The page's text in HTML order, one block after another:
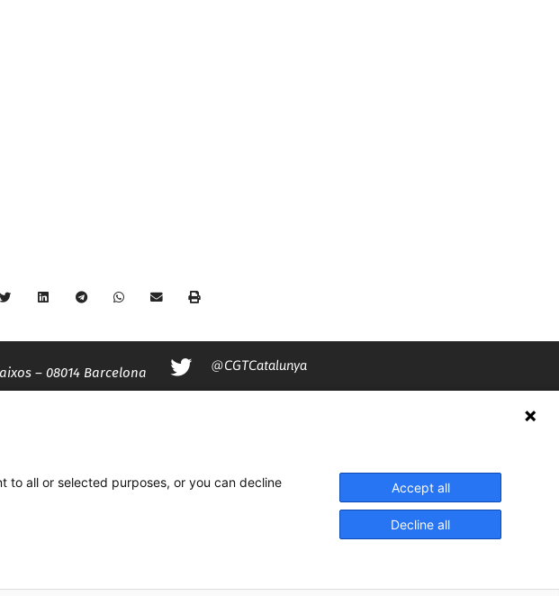
– 08014 Barcelona
@CGTCatalunya
to all or selected purposes, or you can decline
Accept all
Decline all